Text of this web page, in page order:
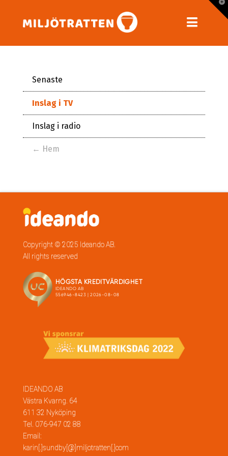
Senaste
Inslag i TV
Inslag i radio
← Hem
Copyright © 2025 Ideando AB.
All rights reserved
IDEANDO AB
Västra Kvarng. 64
611 32 Nyköping
Tel. 076-947 02 88
Email:
karin[.]sundby[@]miljotratten[.]com